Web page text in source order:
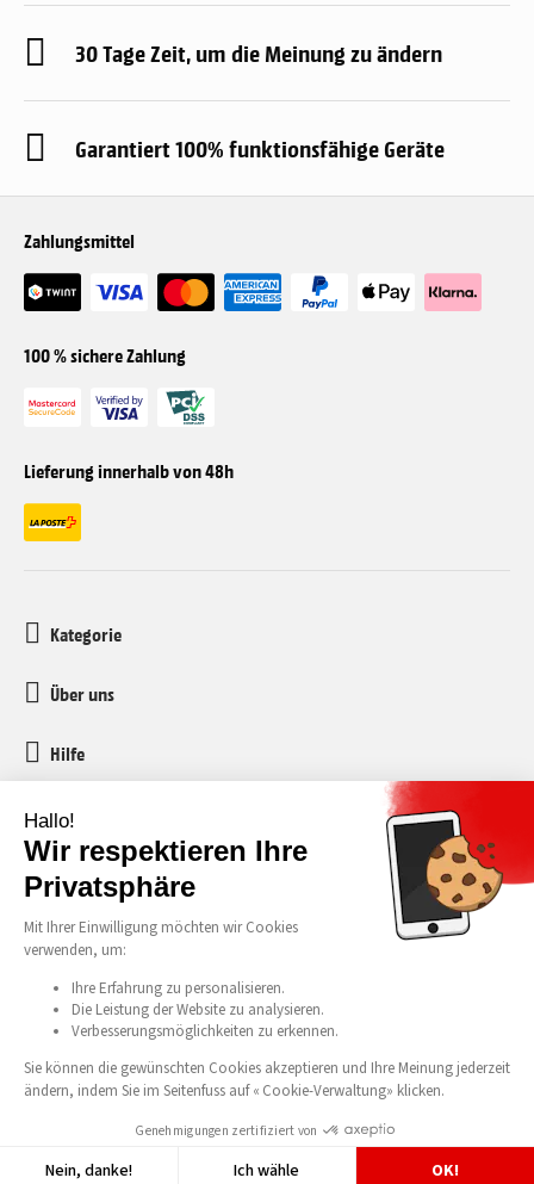
Exklusiv benachrichtigt werden
30 Tage Zeit, um die Meinung zu ändern
Garantiert 100% funktionsfähige Geräte
Zahlungsmittel
100 % sichere Zahlung
Lieferung innerhalb von 48h
Kategorie
Über uns
Hilfe
Kundenservice
media-markt-refurbished@recommerce.com
Montag-Freitag 08:00-17:00
Recyclinggebühr (vRG). Irrtümer und Druckfehler vorbehalten. © 2026 Media